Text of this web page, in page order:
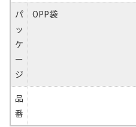
パ
ッ
ケ
ー
ジ
OPP袋
品
番